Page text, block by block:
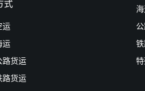
式
运
运
路货运
路货运